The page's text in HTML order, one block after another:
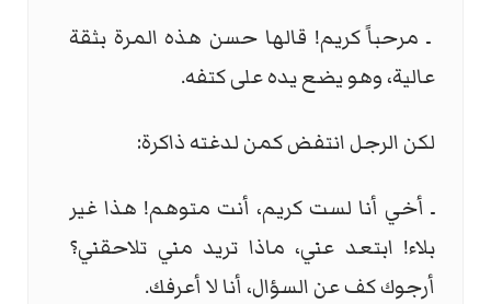
ـ مرحباً كريم! قالها حسن هذه المرة بثقة
عالية، وهو يضع يده على كتفه.
لكن الرجل انتفض كمن لدغته ذاكرة:
ـ أخي أنا لست كريم، أنت متوهم! هذا غير
بلاء! ابتعد عني، ماذا تريد مني تلاحقني؟
أرجوك كف عن السؤال، أنا لا أعرفك.